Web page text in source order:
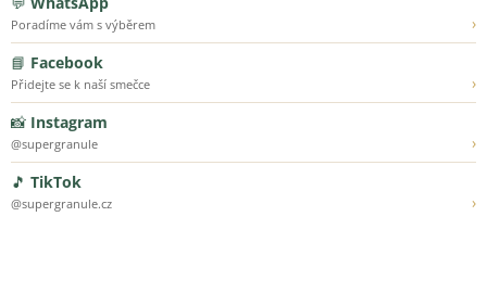
Poradíme vám s výběrem
›
📘 Facebook
Přidejte se k naší smečce
›
📸 Instagram
@supergranule
›
🎵 TikTok
@supergranule.cz ›